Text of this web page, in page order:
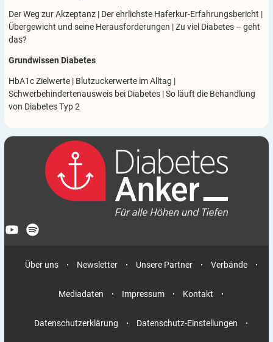
Essen für gesunde Gelenke – darauf musst Du
Welches Obst ist für Menschen mit Diabetes am
Adventszeit mit Diabetes – Tipps für
Hafertage: Darum tun sie bei Typ 2 Diabetes so gut
Fruchtzucker: keine gute Alternative bei Diabetes!
Eis geht immer – auch bei Diabetes
Der Weg zur Akzeptanz | Der ehrlichste Haferkur-Erfahrungsbericht |
Übergewicht und seine Herausforderungen |Zu viel Diabetes – geht
das?
Grundwissen Diabetes
HbA1c Zielwerte | Blutzuckerwerte im Alltag |
Schwerbehindertenausweis bei Diabetes |So läuft die Behandlung
von Diabetes Typ 2
Über uns Newsletter Unsere Partner Verbände
Mediadaten Impressum Kontakt
Datenschutzerklärung Datenschutz-Einstellungen